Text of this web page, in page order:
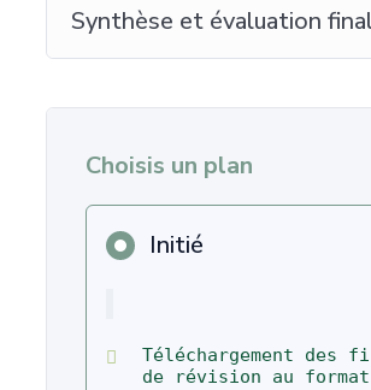
Synthèse et évaluation
Choisis un plan
Initié
Téléchargement des
de révision au format